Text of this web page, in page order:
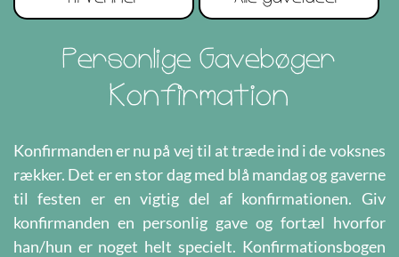
Personlige Gavebøger
Konfirmation
Konfirmanden er nu på vej til at træde ind i de voksnes
rækker. Det er en stor dag med blå mandag og gaverne
til festen er en vigtig del af konfirmationen. Giv
konfirmanden en personlig gave og fortæl hvorfor
han/hun er noget helt specielt. Konfirmationsbogen